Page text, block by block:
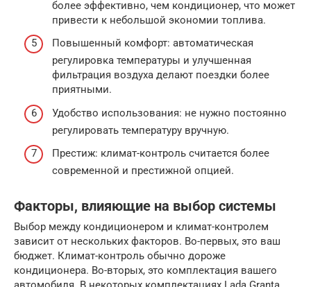
более эффективно, чем кондиционер, что может
привести к небольшой экономии топлива.
Повышенный комфорт: автоматическая
регулировка температуры и улучшенная
фильтрация воздуха делают поездки более
приятными.
Удобство использования: не нужно постоянно
регулировать температуру вручную.
Престиж: климат-контроль считается более
современной и престижной опцией.
Факторы, влияющие на выбор системы
Выбор между кондиционером и климат-контролем
зависит от нескольких факторов. Во-первых, это ваш
бюджет. Климат-контроль обычно дороже
кондиционера. Во-вторых, это комплектация вашего